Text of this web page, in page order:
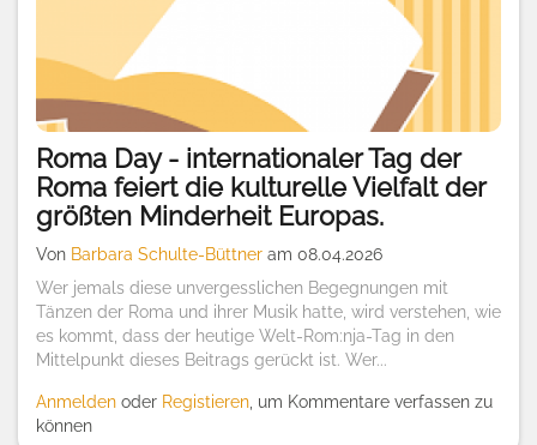
Roma Day - internationaler Tag der
Roma feiert die kulturelle Vielfalt der
größten Minderheit Europas.
Von Barbara Schulte-Büttner am 08.04.2026
Wer jemals diese unvergesslichen Begegnungen mit
Tänzen der Roma und ihrer Musik hatte, wird verstehen, wie
es kommt, dass der heutige Welt-Rom:nja-Tag in den
Mittelpunkt dieses Beitrags gerückt ist. Wer...
Anmelden oder Registieren , um Kommentare verfassen zu
können